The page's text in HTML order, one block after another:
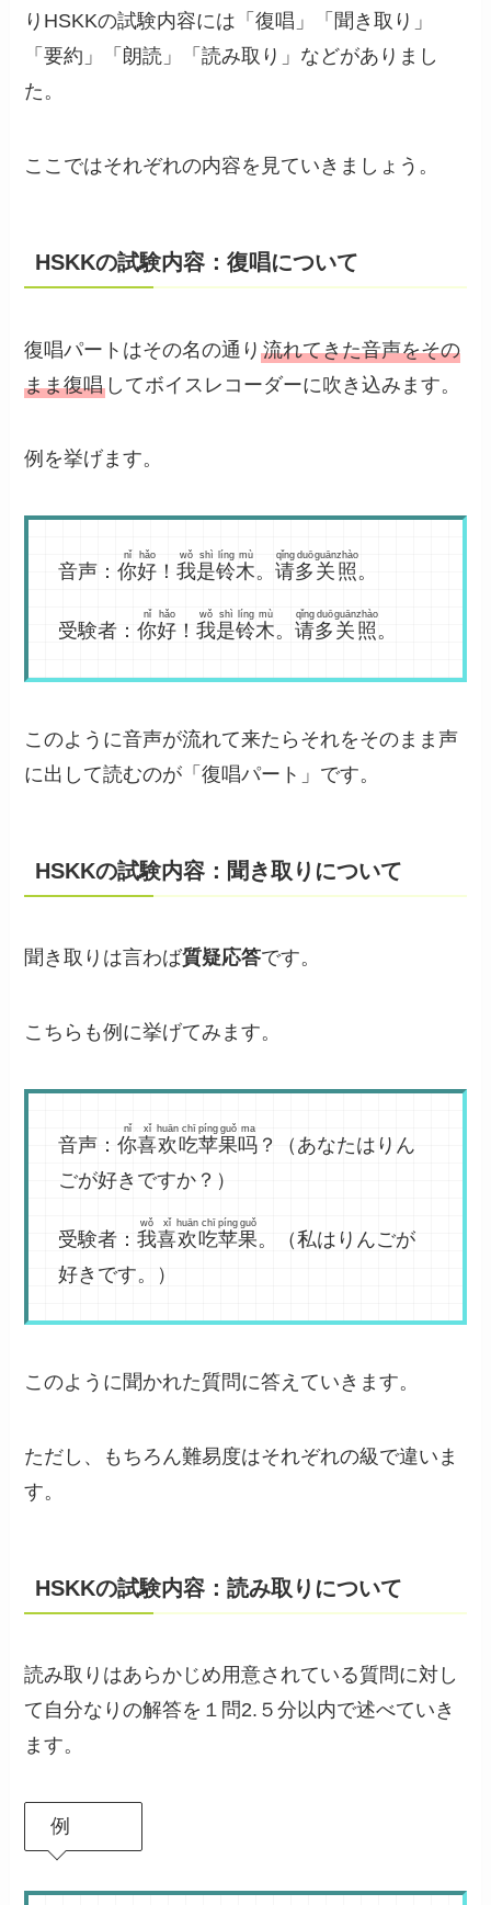
りHSKKの試験内容には「復唱」「聞き取り」
「要約」「朗読」「読み取り」などがありまし
た。
ここではそれぞれの内容を見ていきましょう。
HSKKの試験内容：復唱について
復唱パートはその名の通り流れてきた音声をその
まま復唱 してボイスレコーダーに吹き込みます。
例を挙げます。
音声：你
nǐ
好
hǎo
！我
wǒ
是
shì
铃
líng
木
mù
。请
qǐng
多
duō
关
guān
照
zhào
。
受験者：你
nǐ
好
hǎo
！我
wǒ
是
shì
铃
líng
木
mù
。请
qǐng
多
duō
关
guān
照
zhào
。
このように音声が流れて来たらそれをそのまま声
に出して読むのが「復唱パート」です。
HSKKの試験内容：聞き取りについて
聞き取りは言わば質疑応答です。
こちらも例に挙げてみます。
音声：你
nǐ
喜
xǐ
欢
huān
吃
chī
苹
píng
果
guǒ
吗
ma
？（あなたはりん
ごが好きですか？）
受験者：我
wǒ
喜
xǐ
欢
huān
吃
chī
苹
píng
果
guǒ
。（私はりんごが
好きです。）
このように聞かれた質問に答えていきます。
ただし、もちろん難易度はそれぞれの級で違いま
す。
HSKKの試験内容：読み取りについて
読み取りはあらかじめ用意されている質問に対し
て自分なりの解答を１問2.５分以内で述べていき
ます。
例